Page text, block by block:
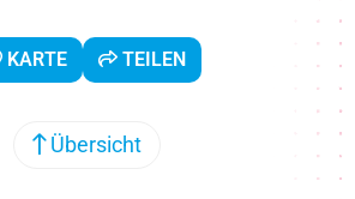
KARTE TEILEN
Übersicht